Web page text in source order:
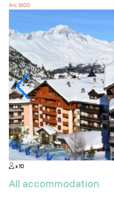
Arc 1600
x 10
All accommodation